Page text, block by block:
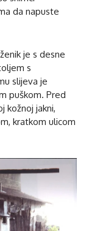
da napuste
je s desne
s
slijeva je
puškom. Pred
kožnoj jakni,
kratkom ulicom